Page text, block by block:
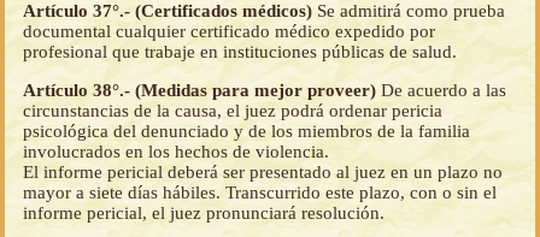
Artículo 37°.- (Certificados médicos) Se admitirá como prueba
documental cualquier certificado médico expedido por
profesional que trabaje en instituciones públicas de salud.
Artículo 38°.- (Medidas para mejor proveer) De acuerdo a las
circunstancias de la causa, el juez podrá ordenar pericia
psicológica del denunciado y de los miembros de la familia
involucrados en los hechos de violencia.
El informe pericial deberá ser presentado al juez en un plazo no
mayor a siete días hábiles. Transcurrido este plazo, con o sin el
informe pericial, el juez pronunciará resolución.